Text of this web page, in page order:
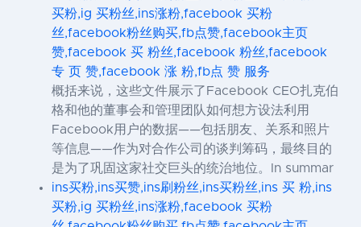
买粉,ig 买粉丝,ins涨粉,facebook 买粉
丝,facebook粉丝购买,fb点赞,facebook主页
赞,facebook 买 粉丝,facebook 粉丝,facebook
专 页 赞,facebook 涨 粉,fb点 赞 服务
概括来说，这些文件展示了Facebook CEO扎克伯
格和他的董事会和管理团队如何想方设法利用
Facebook用户的数据——包括朋友、关系和照片
等信息——作为对合作公司的谈判筹码，最终目的
是为了巩固这家社交巨头的统治地位。In summar
ins买粉,ins买赞,ins刷粉丝,ins买粉丝,ins 买 粉,ins
买粉,ig 买粉丝,ins涨粉,facebook 买粉